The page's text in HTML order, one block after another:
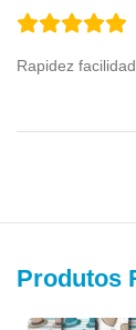
Rapidez
Produtos